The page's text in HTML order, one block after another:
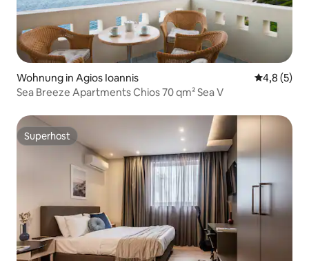
Wohnung in Agios Ioannis
4,8 (5)
Sea Breeze Apartments Chios 70 qm² Sea V
Superhost
Superhost